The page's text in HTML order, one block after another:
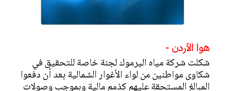
هوا الأردن -
شكلت شركة مياه اليرموك لجنة خاصة للتحقيق في
شكاوى مواطنين من لواء الأغوار الشمالية بعد أن دفعوا
المبالغ المستحقة عليهم كذمم مالية وبموجب وصولات